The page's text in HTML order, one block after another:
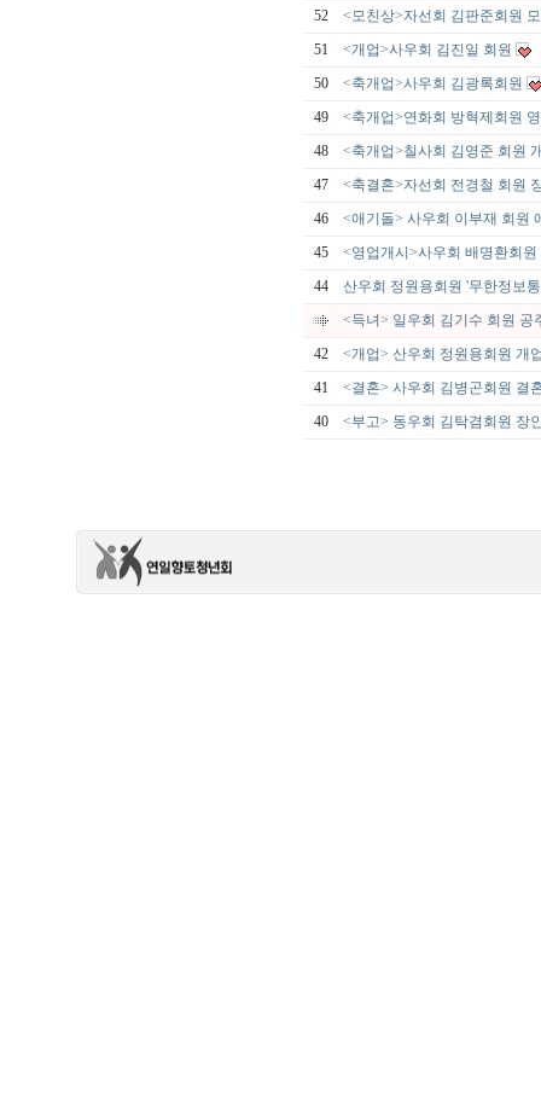
52
<모친상>자선회 김판준회원
51
<개업>사우회 김진일 회원
50
<축개업>사우회 김광록회원
49
<축개업>연화회 방혁제회원
48
<축개업>칠사회 김영준 회원
47
<축결혼>자선회 전경철 회원
46
<애기돌> 사우회 이부재 회원
45
<영업개시>사우회 배명환회
44
산우회 정원용회원 '무한정보
<득녀> 일우회 김기수 회원 공
42
<개업> 산우회 정원용회원 개
41
<결혼> 사우회 김병곤회원 결
40
<부고> 동우회 김탁겸회원 장